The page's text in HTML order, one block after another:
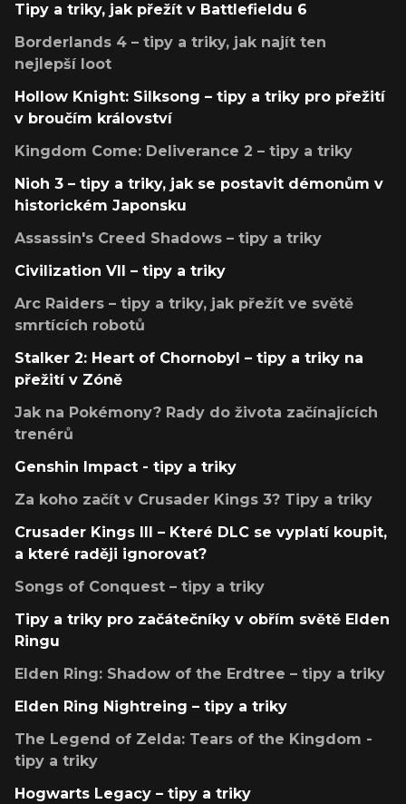
Tipy a triky, jak přežít v Battlefieldu 6
Borderlands 4 – tipy a triky, jak najít ten
nejlepší loot
Hollow Knight: Silksong – tipy a triky pro přežití
v broučím království
Kingdom Come: Deliverance 2 – tipy a triky
Nioh 3 – tipy a triky, jak se postavit démonům v
historickém Japonsku
Assassin's Creed Shadows – tipy a triky
Civilization VII – tipy a triky
Arc Raiders – tipy a triky, jak přežít ve světě
smrtících robotů
Stalker 2: Heart of Chornobyl – tipy a triky na
přežití v Zóně
Jak na Pokémony? Rady do života začínajících
trenérů
Genshin Impact - tipy a triky
Za koho začít v Crusader Kings 3? Tipy a triky
Crusader Kings III – Které DLC se vyplatí koupit,
a které raději ignorovat?
Songs of Conquest – tipy a triky
Tipy a triky pro začátečníky v obřím světě Elden
Ringu
Elden Ring: Shadow of the Erdtree – tipy a triky
Elden Ring Nightreing – tipy a triky
The Legend of Zelda: Tears of the Kingdom -
tipy a triky
Hogwarts Legacy – tipy a triky